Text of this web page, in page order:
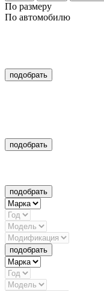
По размеру
По автомобилю
подобрать
подобрать
подобрать
подобрать